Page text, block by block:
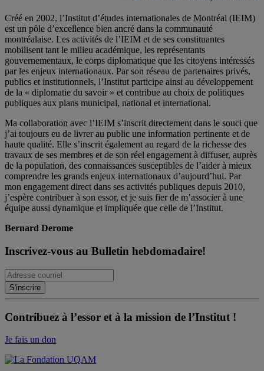
Créé en 2002, l’Institut d’études internationales de Montréal (IEIM)
est un pôle d’excellence bien ancré dans la communauté
montréalaise. Les activités de l’IEIM et de ses constituantes
mobilisent tant le milieu académique, les représentants
gouvernementaux, le corps diplomatique que les citoyens intéressés
par les enjeux internationaux. Par son réseau de partenaires privés,
publics et institutionnels, l’Institut participe ainsi au développement
de la « diplomatie du savoir » et contribue au choix de politiques
publiques aux plans municipal, national et international.
Ma collaboration avec l’IEIM s’inscrit directement dans le souci que
j’ai toujours eu de livrer au public une information pertinente et de
haute qualité. Elle s’inscrit également au regard de la richesse des
travaux de ses membres et de son réel engagement à diffuser, auprès
de la population, des connaissances susceptibles de l’aider à mieux
comprendre les grands enjeux internationaux d’aujourd’hui. Par
mon engagement direct dans ses activités publiques depuis 2010,
j’espère contribuer à son essor, et je suis fier de m’associer à une
équipe aussi dynamique et impliquée que celle de l’Institut.
Bernard Derome
Inscrivez-vous au Bulletin hebdomadaire!
Contribuez à l’essor et à la mission de l’Institut !
Je fais un don